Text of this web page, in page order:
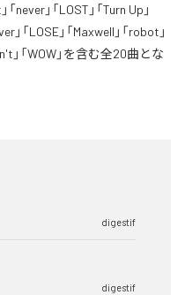
never」「LOST」「Turn Up」
」「LOSE」「Maxwell」「robot」
」「WOW」を含む全20曲とな
digestif
digestif